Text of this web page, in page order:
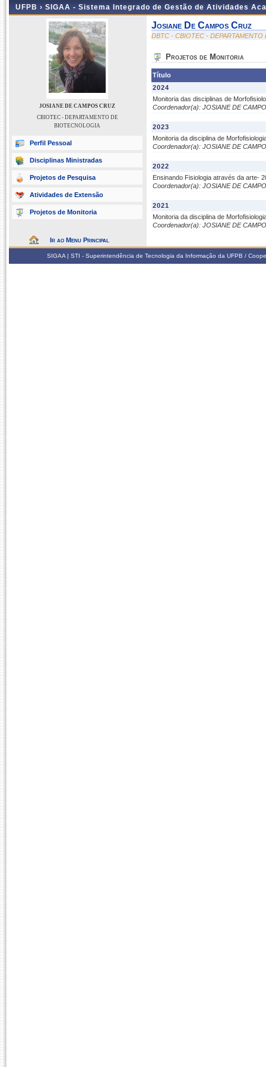
UFPB › SIGAA - Sistema Integrado de Gestão de Atividades
JOSIANE DE CAMPOS CRUZ
CBIOTEC - DEPARTAMENTO DE
BIOTECNOLOGIA
Perfil Pessoal
Disciplinas Ministradas
Projetos de Pesquisa
Atividades de Extensão
Projetos de Monitoria
Ir ao Menu Principal
Josiane De Campos Cruz
DBTC - CBIOTEC -
Projetos de Monitoria
Título
2024
Monitoria das disciplinas de
Coordenador(a): JOSIANE DE
2023
Monitoria da disciplina de
Coordenador(a): JOSIANE DE
2022
Ensinando Fisiologia através da arte-
Coordenador(a): JOSIANE DE
2021
Monitoria da disciplina de
Coordenador(a): JOSIANE DE
SIGAA | STI - Superintendência de Tecnologia da Informação da UFPB /